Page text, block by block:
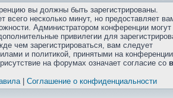
вы должны быть зарегистрированы.
всего несколько минут, но предоставляет
Администратором конференции
привилегии для
чем зарегистрироваться, вам следует
и политикой, принятыми на
на форумах означает согласие со
| Соглашение о конфиденциальности